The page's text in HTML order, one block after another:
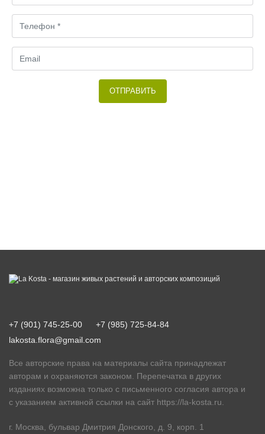
ОТПРАВИТЬ
+7 (901) 745-25-00
+7 (985) 725-84-84
lakosta.flora@gmail.com
Все авторские права на материалы сайта принадлежат
авторам и охраняются законом. Перепечатка в других
изданиях возможна только с письменного согласия автора и
с указанием активной ссылки на сайт https://la-kosta.ru
г. Москва, бульвар Дмитрия Донского, д. 9, корп. 1